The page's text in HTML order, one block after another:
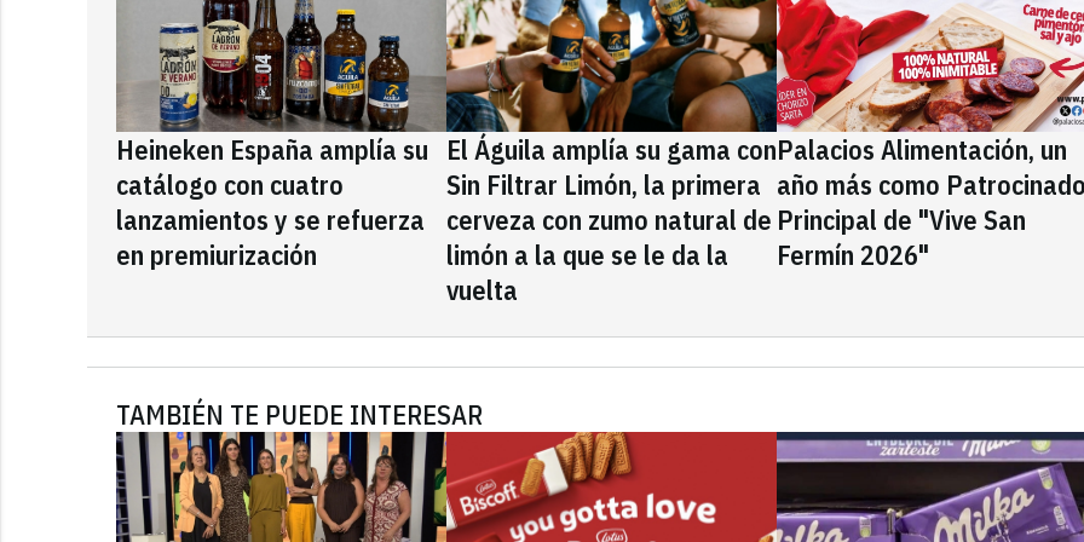
Heineken España amplía su
catálogo con cuatro
lanzamientos y se refuerza
en premiurización
El Águila amplía su gama con
Sin Filtrar Limón, la primera
cerveza con zumo natural de
limón a la que se le da la
vuelta
Palacios Alimentación, un
año más como
Principal de "Vive San
Fermín 2026"
TAMBIÉN TE PUEDE INTERESAR